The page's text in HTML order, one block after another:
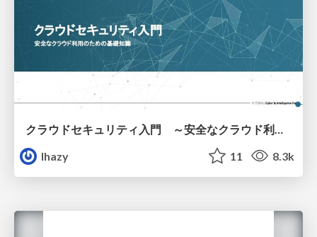
lhazy
11 8.3k